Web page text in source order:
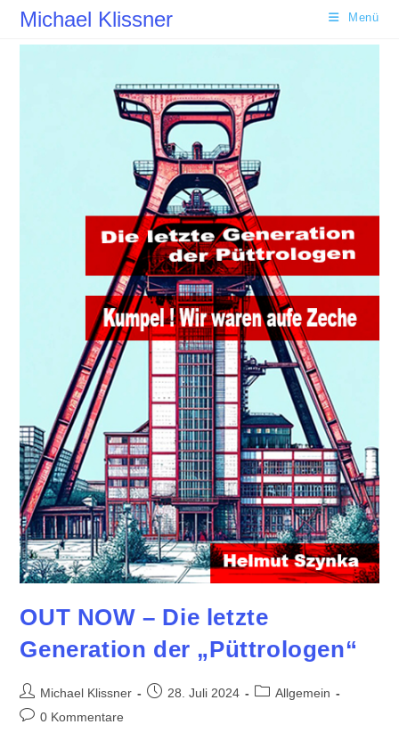
ZumMichael Klissner Menü
OUT NOW – Die letzte
Generation der „Püttrologen“
Beitrags-
Autor:
Michael Klissner
Beitrag28. Juli 2024
Beitrags-
Allgemein
Beitrags-
0 Kommentare